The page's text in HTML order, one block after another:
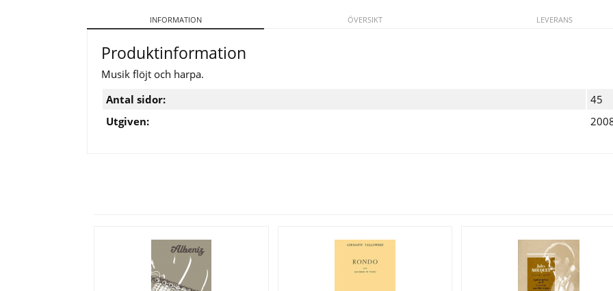
INFORMATION ÖVERSIKT LEVERANS
Produktinformation
Musik flöjt och harpa.
Antal sidor:
45
Utgiven: